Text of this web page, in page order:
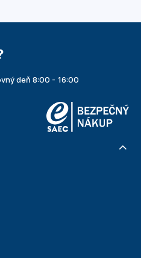
deň 8:00 - 16:00